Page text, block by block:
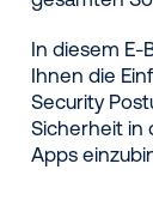
In diesem E-
Ihnen die
Security
Sicherheit in
Apps